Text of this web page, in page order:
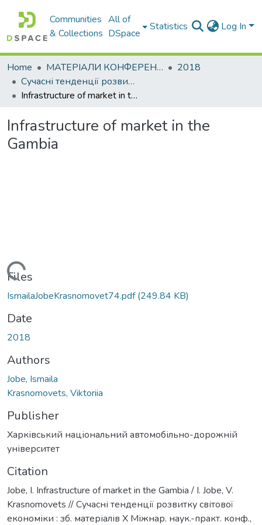
Communities
& Collections
All of
DSpace
Statistics Log In
Home МАТЕРІАЛИ КОНФЕРЕНЦІЙ
2018
Сучасні тенденції розвитку світової економіки
Infrastructure of market in the Gambia
Infrastructure of market in the
Gambia
Loading...
Files
IsmailaJobeKrasnomovet74.pdf(249.84 KB)
Date
2018
Authors
Jobe, Ismaila
Krasnomovets, Viktoriia
Publisher
Харківський національний автомобільно-дорожній
університет
Citation
Jobe, I. Infrastructure of market in the Gambia / I. Jobe, V.
Krasnomovets // Сучасні тенденції розвитку світової
економіки : зб. матеріалів Х Міжнар. наук.-практ. конф.,